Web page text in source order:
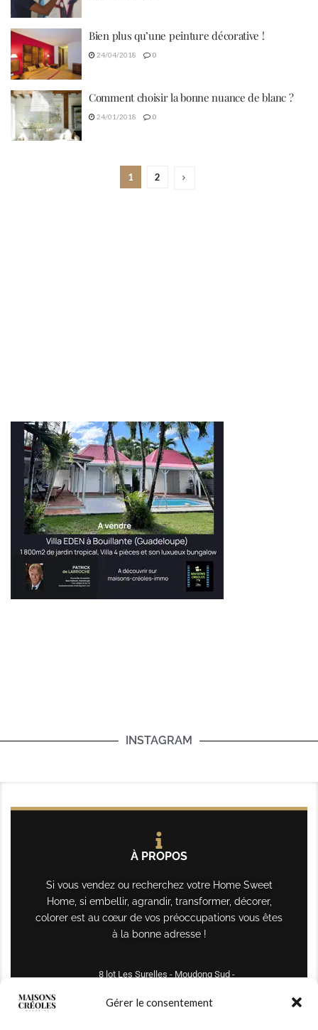
Gérer le consentement
Bien plus qu’une peinture décorative !
24/04/2018 0
Comment choisir la bonne nuance de blanc ?
24/01/2018 0
1 2
INSTAGRAM
À PROPOS
Si vous vendez ou recherchez votre Home Sweet
Home, si embellir, agrandir, transformer, décorer,
colorer est au cœur de vos préoccupations vous êtes
à la bonne adresse !
8 lot Les Surelles - Moudong Sud -